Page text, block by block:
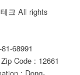
크 All rights
68991
Code : 12661
: Dong-